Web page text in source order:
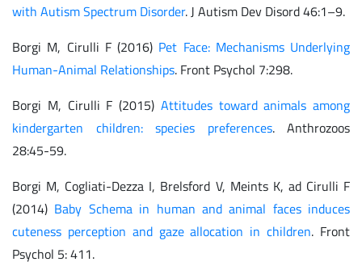
with Autism Spectrum Disorder. J Autism Dev Disord 46:1–9.
Borgi M, Cirulli F (2016) Pet Face: Mechanisms Underlying
Human-Animal Relationships. Front Psychol 7:298.
Borgi M, Cirulli F (2015) Attitudes toward animals among
kindergarten children: species preferences. Anthrozoos
28:45-59.
Borgi M, Cogliati-Dezza I, Brelsford V, Meints K, ad Cirulli F
(2014) Baby Schema in human and animal faces induces
cuteness perception and gaze allocation in children. Front
Psychol 5: 411.